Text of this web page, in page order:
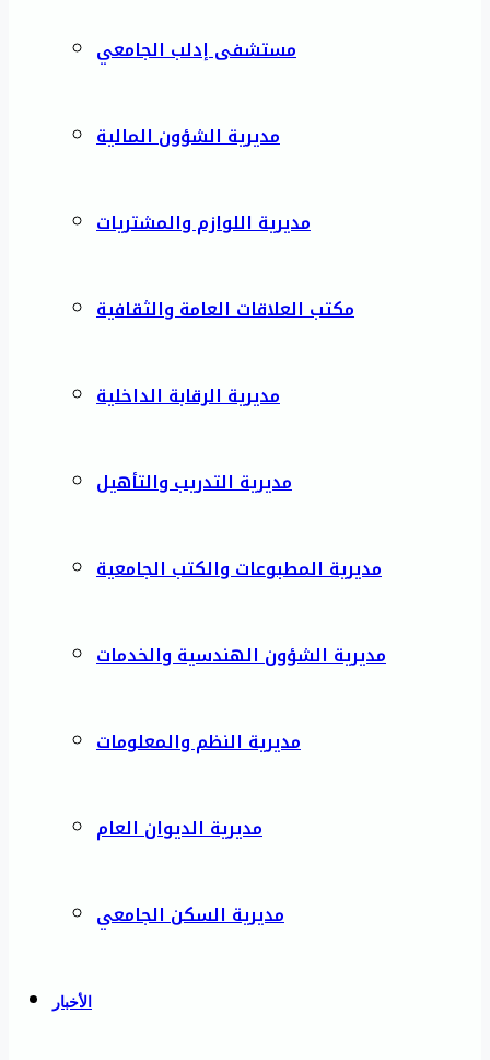
مستشفى إدلب الجامعي
مديرية الشؤون المالية
مديرية اللوازم والمشتريات
مكتب العلاقات العامة والثقافية
مديرية الرقابة الداخلية
مديرية التدريب والتأهيل
مديرية المطبوعات والكتب الجامعية
مديرية الشؤون الهندسية والخدمات
مديرية النظم والمعلومات
مديرية الديوان العام
مديرية السكن الجامعي
الأخبار